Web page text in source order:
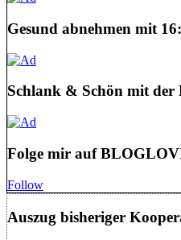
Gesund abnehmen mit
Schlank & Schön mit
Folge mir auf
Follow
Auszug bisheriger